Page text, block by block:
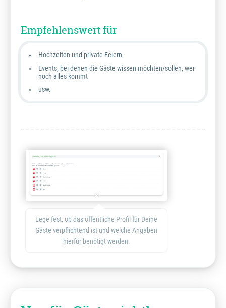
Empfehlenswert für
Hochzeiten und private Feiern
Events, bei denen die Gäste wissen möchten/sollen, wer
noch alles kommt
usw.
Lege fest, ob das öffentliche Profil für Deine
Gäste verpflichtend ist und welche Angaben
hierfür benötigt werden.